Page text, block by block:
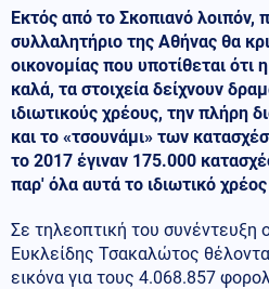
Εκτός από το Σκοπιανό λοιπόν,
συλλαλητήριο της Αθήνας θα
οικονομίας που υποτίθεται ότι
καλά, τα στοιχεία δείχνουν
ιδιωτικούς χρέους, την πλήρη
και το «τσουνάμι» των
το 2017 έγιναν 175.000
παρ' όλα αυτά το ιδιωτικό
Σε τηλεοπτική του συνέντευξη
Ευκλείδης Τσακαλώτος
εικόνα για τους 4.068.857